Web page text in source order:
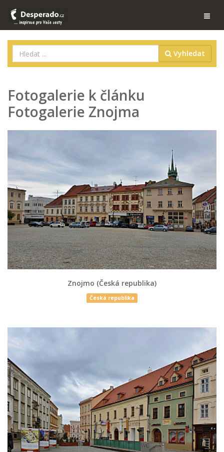
Vyhledat
Fotogalerie k článku
Fotogalerie Znojma
Znojmo (Česká republika)
Česká republika